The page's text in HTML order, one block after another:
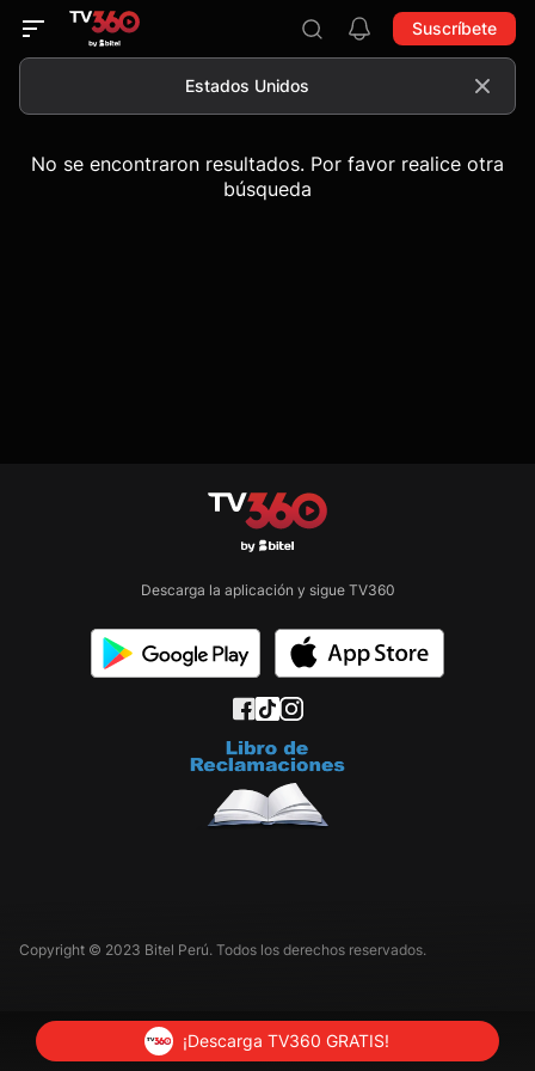
Suscríbete
No se encontraron resultados. Por favor realice otra
búsqueda
Descarga la aplicación y sigue TV360
Copyright © 2023 Bitel Perú. Todos los derechos reservados.
¡Descarga TV360 GRATIS!